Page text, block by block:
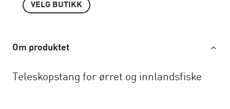
VELG BUTIKK
Om produktet
Teleskopstang for ørret og innlandsfiske